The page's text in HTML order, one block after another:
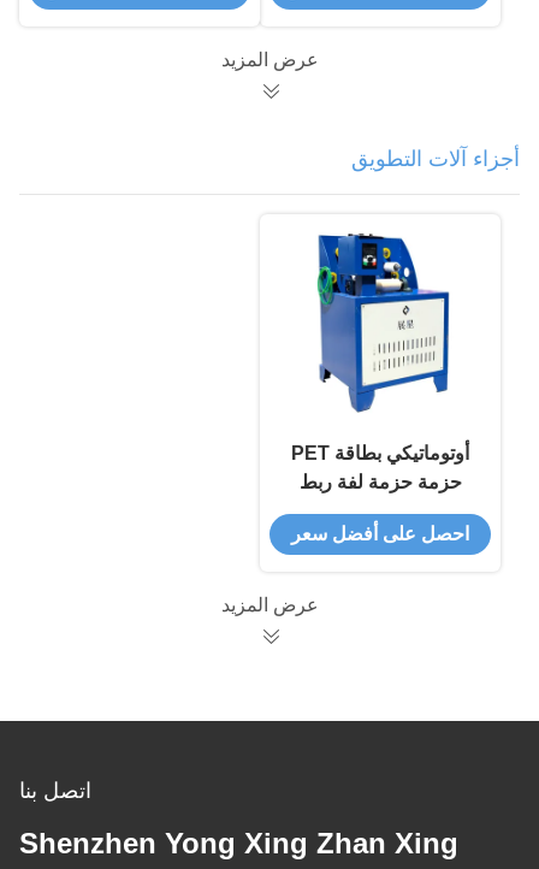
عرض المزيد
أجزاء آلات التطويق
أوتوماتيكي بطاقة PET
حزمة حزمة لفة ربط
الشريط آلة التلف
احصل على أفضل سعر
عرض المزيد
اتصل بنا
Shenzhen Yong Xing Zhan Xing